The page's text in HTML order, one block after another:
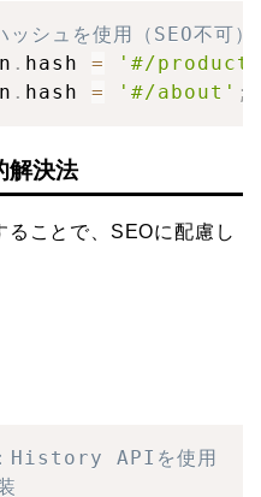
シュを使用（SEO不可）
. hash =
'#/
. hash = '#/about' ;
解決法
ることで、SEOに配慮し
History APIを使用